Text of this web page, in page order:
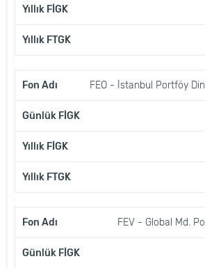
FEO - İstanbul Portföy
FEV - Global Md.